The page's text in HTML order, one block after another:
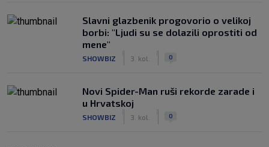
Slavni glazbenik progovorio o velikoj
borbi: "Ljudi su se dolazili oprostiti od
mene"
SHOWBIZ 3. kol. 0
Novi Spider-Man ruši rekorde zarade i
u Hrvatskoj
SHOWBIZ 3. kol. 0